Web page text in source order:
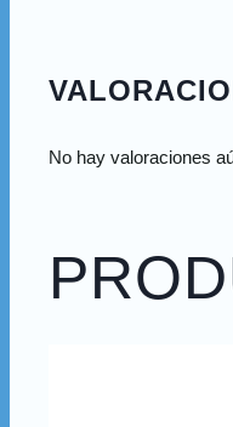
No hay valoraciones